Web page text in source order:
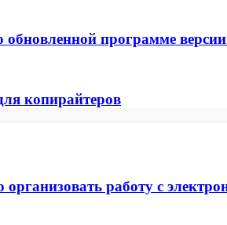
обновленной программе
копирайтеров
работу с